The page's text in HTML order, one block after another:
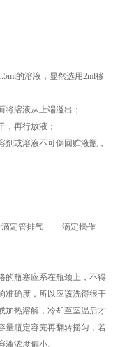
的溶液，显然选用2ml移
溶液从上端溢出；
，再行放液；
或溶液不可倒回贮液瓶，
定管排气 ——滴定操作
的瓶塞应系在瓶颈上，不得
准确度，所以应该洗得很干
加热溶解，冷却至室温后才
量瓶定容完再翻转摇匀，若
浓度偏小。